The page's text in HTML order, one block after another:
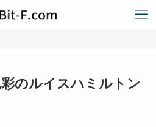
のルイスハミルトン